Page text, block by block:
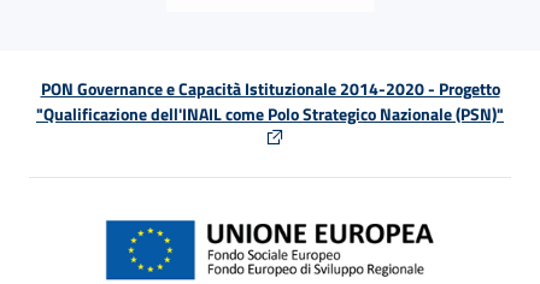
PON Governance e Capacità Istituzionale 2014-2020 - Progetto
"Qualificazione dell'INAIL come Polo Strategico Nazionale (PSN)"